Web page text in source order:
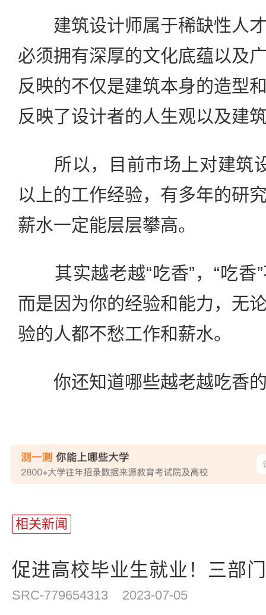
建筑设计师属于稀缺性人才
必须拥有深厚的文化底蕴以及
反映的不仅是建筑本身的造型
反映了设计者的人生观以及建
所以，目前市场上对建筑
以上的工作经验，有多年的研
薪水一定能层层攀高。
其实越老越“吃香”，“吃香”
而是因为你的经验和能力，无
验的人都不愁工作和薪水。
你还知道哪些越老越吃香
相关新闻
促进高校毕业生就业！三部
SRC-779654313 2023-07-05